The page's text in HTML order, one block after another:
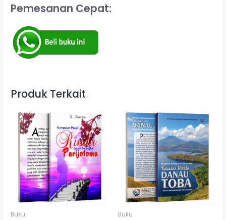
Pemesanan Cepat:
Produk Terkait
Buku Buku